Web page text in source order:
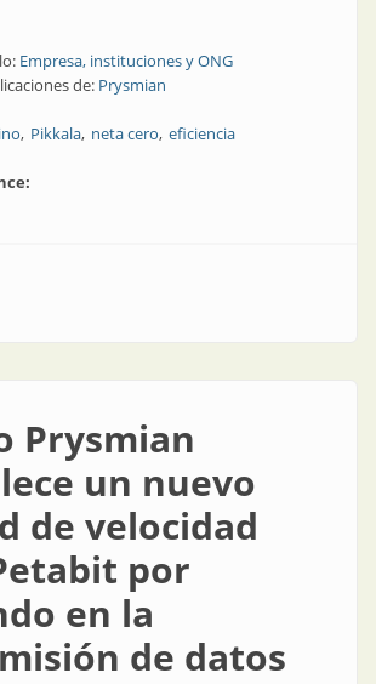
Empresa, instituciones y ONG
de: Prysmian
Pikkala neta cero eficiencia
La principal planta de cables de transición
Prysmian
un nuevo
de velocidad
por
en la
de datos